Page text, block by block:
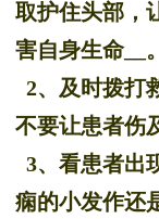
取护住头部，
害自身生命__。
2、及时拨打
不要让患者伤
3、看患者出
痫的小发作还